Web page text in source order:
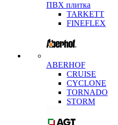
ПВХ плитка
TARKETT
FINEFLEX
ABERHOF
CRUISE
CYCLONE
TORNADO
STORM